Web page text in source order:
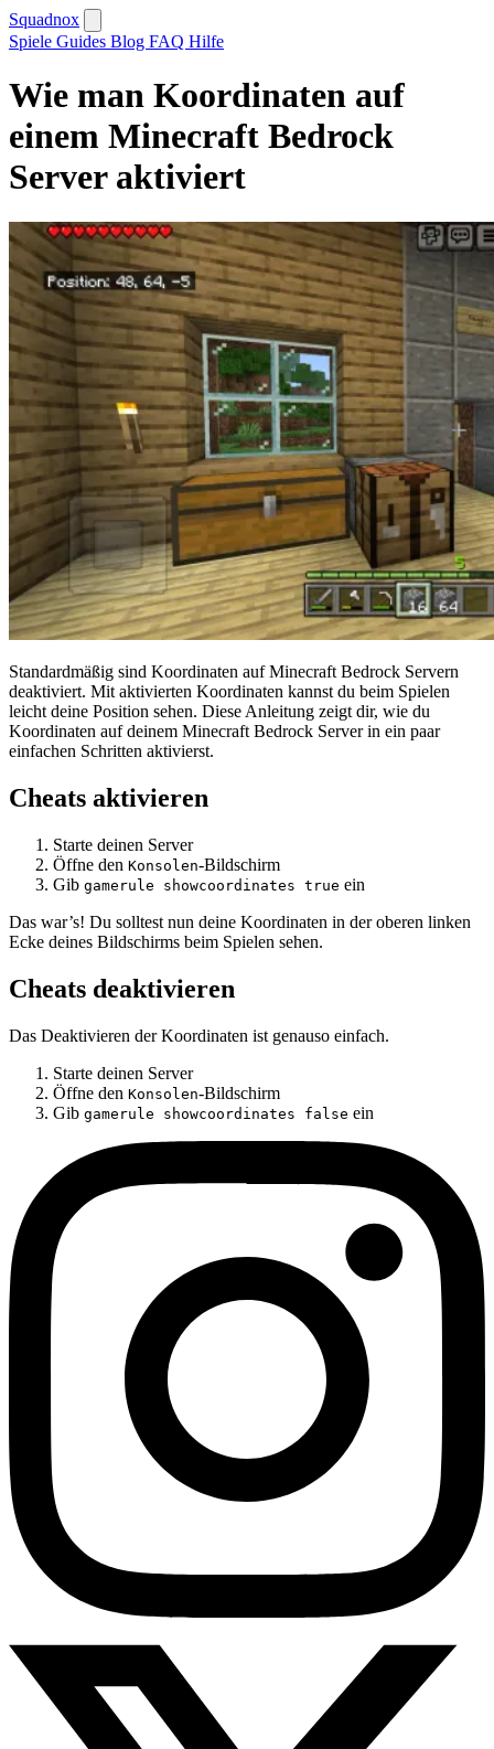
Squadnox
Spiele Guides Blog FAQ Hilfe
Wie man Koordinaten auf
einem Minecraft Bedrock
Server aktiviert
Standardmäßig sind Koordinaten auf Minecraft Bedrock Servern
deaktiviert. Mit aktivierten Koordinaten kannst du beim Spielen
leicht deine Position sehen. Diese Anleitung zeigt dir, wie du
Koordinaten auf deinem Minecraft Bedrock Server in ein paar
einfachen Schritten aktivierst.
Cheats aktivieren
Starte deinen Server
Öffne den Konsolen-Bildschirm
Gib gamerule showcoordinates true ein
Das war’s! Du solltest nun deine Koordinaten in der oberen linken
Ecke deines Bildschirms beim Spielen sehen.
Cheats deaktivieren
Das Deaktivieren der Koordinaten ist genauso einfach.
Starte deinen Server
Öffne den Konsolen-Bildschirm
Gib gamerule showcoordinates false ein